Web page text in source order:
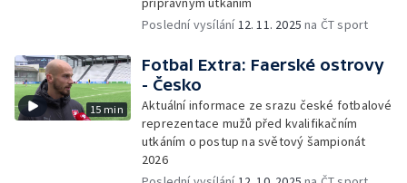
Poslední vysílání12. 11. 2025 na ČT sport
15 min
Fotbal Extra: Faerské ostrovy
- Česko
Aktuální informace ze srazu české fotbalové
reprezentace mužů před kvalifikačním
utkáním o postup na světový šampionát
2026